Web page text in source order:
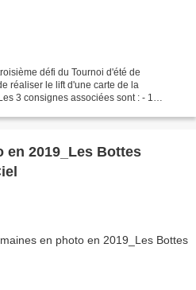
défi du Tournoi d'été de
réaliser le lift d'une carte de la
3 consignes associées sont : - 1
en 2019_Les Bottes